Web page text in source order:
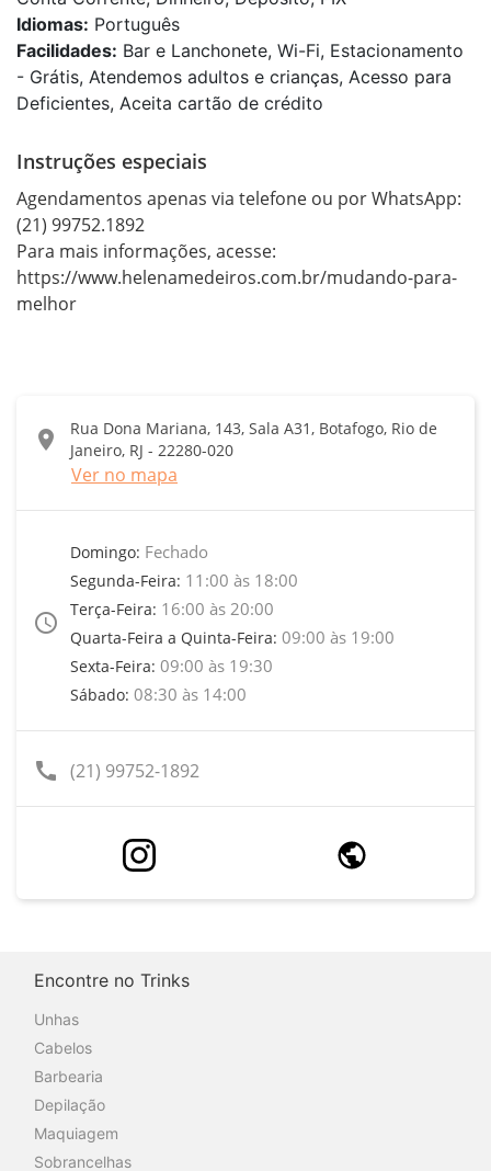
Idiomas: Português
Facilidades: Bar e Lanchonete, Wi-Fi, Estacionamento
- Grátis, Atendemos adultos e crianças, Acesso para
Deficientes, Aceita cartão de crédito
Instruções especiais
Agendamentos apenas via telefone ou por WhatsApp:
(21) 99752.1892
Para mais informações, acesse:
https://www.helenamedeiros.com.br/mudando-para-
melhor
location_on
Rua Dona Mariana, 143, Sala A31, Botafogo, Rio de
Janeiro, RJ - 22280-020
Ver no mapa
access_time
Domingo: Fechado
Segunda-Feira: 11:00 às 18:00
Terça-Feira: 16:00 às 20:00
Quarta-Feira a Quinta-Feira: 09:00 às 19:00
Sexta-Feira: 09:00 às 19:30
Sábado: 08:30 às 14:00
call (21) 99752-1892
Encontre no Trinks
Unhas
Cabelos
Barbearia
Depilação
Maquiagem
Sobrancelhas